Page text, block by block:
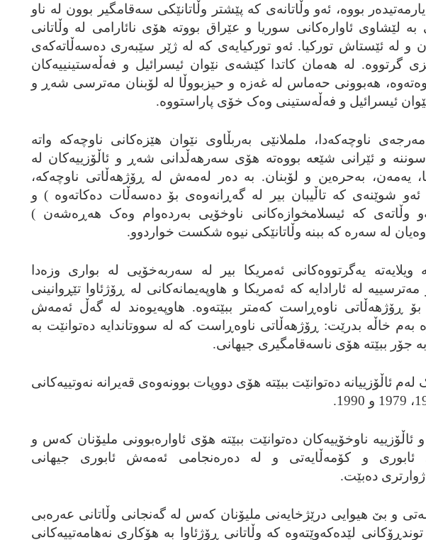
بووه‌، ئه‌و وڵاتانه‌ی که‌ پێشتر وڵاتانێکی سه‌قامگیر بوون له‌ ناو
به‌ لێشاوی ئاواره‌کانی سوریا و عێراق بووته‌ هۆی نائارامی له‌ وڵاتانی
و له‌ ئێستاش تورکیا. ئه‌و تورکیایه‌ی که‌ له‌ ژێر سێبه‌ری ده‌سه‌ڵاته‌که‌ی
گرتووه‌. له‌ هه‌مان کاتدا کێشه‌ی نێوان ئیسرائیل و فه‌ڵه‌ستینییه‌کان
هه‌بوونی حه‌ماس له‌ غه‌زه‌ و حیزبووڵا له‌ لۆبنان مه‌ترسی شه‌ڕ و
نێوان ئیسرائیل و فه‌ڵه‌ستینی وه‌ک خۆی پاراستووه‌.
ناوچه‌که‌دا، ململانێی به‌ربڵاوی نێوان هێزه‌کانی ناوچه‌که‌ واته‌
و ئێرانی شێعه‌ بووه‌ته‌ هۆی سه‌رهه‌ڵدانی شه‌ڕ و ئاڵۆزییه‌کان له‌
یه‌مه‌ن، به‌حره‌ین و لۆبنان. به‌ ده‌ر له‌مه‌ش له‌ ڕۆژهه‌ڵاتی ناوچه‌که‌،
ئه‌و شوێنه‌ی که‌ تاڵیبان بیر له‌ گه‌ڕانه‌وه‌ی بۆ ده‌سه‌ڵات ده‌کاته‌وه‌ ) و
وڵاته‌ی که‌ ئیسلامخوازه‌کانی ناوخۆیی به‌رده‌وام وه‌ک هه‌ڕه‌شه‌ن )
له‌ سه‌ره‌ که‌ ببنه‌ وڵاتانێکی نیوه‌ شکست خواردوو.
ویلایه‌ته‌ یه‌گرتووه‌کانی ئه‌مریکا بیر له‌ سه‌ربه‌خۆیی له‌ بواری وزه‌دا
مه‌ترسییه‌ له‌ ئارادایه‌ که‌ ئه‌مریکا و هاوپه‌یمانه‌کانی له‌ ڕۆژئاوا تێڕوانینی
بۆ ڕۆژهه‌ڵاتی ناوه‌ڕاست که‌متر ببێته‌وه‌. هاوپه‌یوه‌ند له‌ گه‌ڵ ئه‌مه‌ش
به‌م خاڵه‌ بدرێت: ڕۆژهه‌ڵاتی ناوه‌ڕاست که‌ له‌ سووتاندایه‌ ده‌توانێت به‌
جۆر ببێته‌ هۆی ناسه‌قامگیری جیهانی.
ئاڵۆزییانه‌ ده‌توانێت ببێته‌ هۆی دووپات بوونه‌وه‌ی قه‌یرانه‌ نه‌وتییه‌کانی
ناوخۆییه‌کان ده‌توانێت ببێته‌ هۆی ئاواره‌بوونی ملیۆنان که‌س و
ئابوری و کۆمه‌ڵایه‌تی و له‌ ده‌ره‌نجامی ئه‌مه‌ش ئابوری جیهانی
ده‌بێت.
و بێ هیوایی درێژخایه‌نی ملیۆنان که‌س له‌ گه‌نجانی وڵاتانی عه‌ره‌بی
لێده‌که‌وێته‌وه‌ که‌ وڵاتانی ڕۆژئاوا به‌ هۆکاری نه‌هامه‌تییه‌کانی